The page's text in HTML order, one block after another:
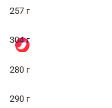
257 г
304 г
280 г
290 г